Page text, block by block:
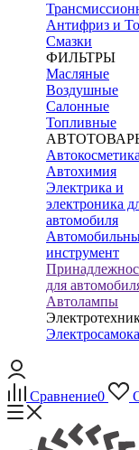
Антифриз и
Смазки
ФИЛЬТРЫ
Масляные
Воздушные
Салонные
Топливные
Автохимия
Электрика и
электроника
автомобиля
инструмент
для
Автолампы
Сравнение0